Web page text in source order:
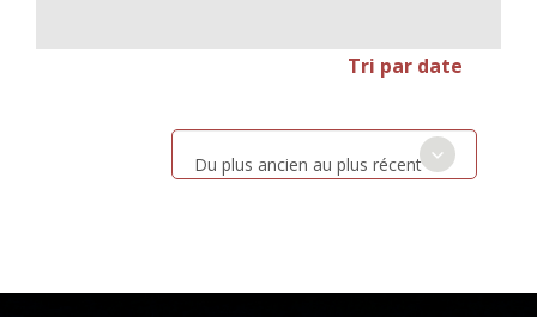
Tri par date
Du plus ancien au plus récent